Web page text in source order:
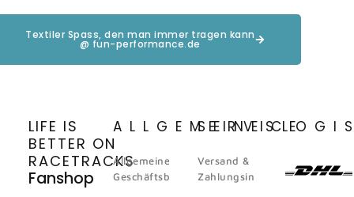
Textiler Spass, den man immer tragen kann
@ fun-performance.de
LIFE IS
BETTER ON
RACETRACKS
Fanshop
ALLGEMEINES
Allgemeine
Geschäftsbedingungen
SERVICE
Versand &
Zahlungsinformation